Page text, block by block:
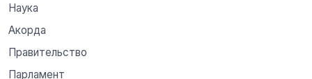
Наука
Акорда
Правительство
Парламент